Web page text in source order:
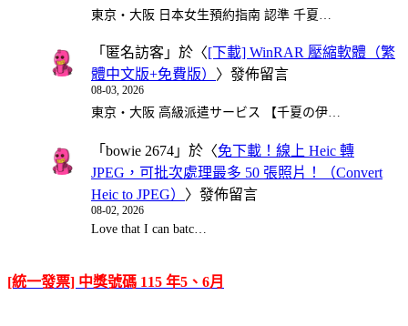
東京・大阪 日本女生預約指南 認準 千夏…
「 匿名訪客 」於〈[下載] WinRAR 壓縮軟體（繁
體中文版+免費版） 〉發佈留言
08-03, 2026
東京・大阪 高級派遣サービス 【千夏の伊…
「 bowie 2674 」於〈免下載！線上 Heic 轉
JPEG，可批次處理最多 50 張照片！（Convert
Heic to JPEG） 〉發佈留言
08-02, 2026
Love that I can batc…
[統一發票] 中獎號碼 115 年5、6月